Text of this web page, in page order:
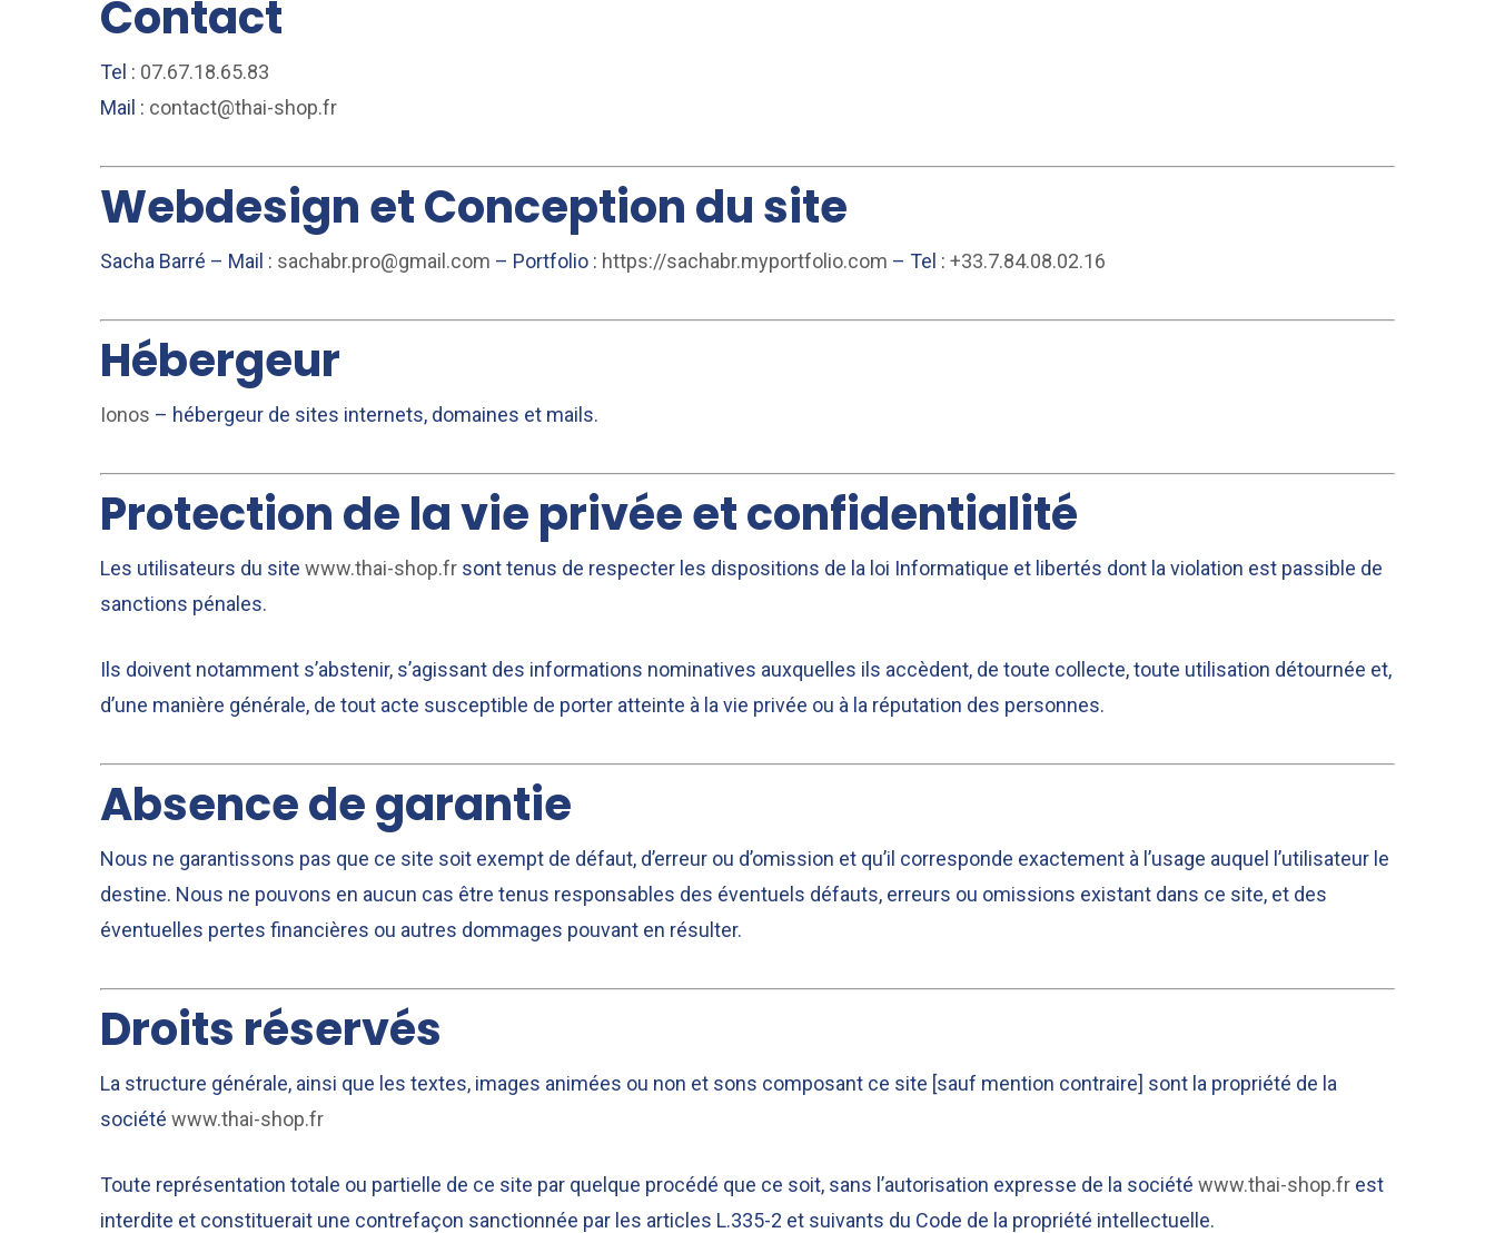
Contact
Tel : 07.67.18.65.83
Mail : contact@thai-shop.fr
Webdesign et Conception du site
Sacha Barré – Mail : sachabr.pro@gmail.com – Portfolio : https://sachabr.myportfolio.com – Tel :+33.7.84.08.02.16
Hébergeur
Ionos – hébergeur de sites internets, domaines et mails.
Protection de la vie privée et confidentialité
Les utilisateurs du sitewww.thai-shop.fr sont tenus de respecter les dispositions de la loi Informatique et libertés dont la violation est passible de
sanctions pénales.
Ils doivent notamment s’abstenir, s’agissant des informations nominatives auxquelles ils accèdent, de toute collecte, toute utilisation détournée et,
d’une manière générale, de tout acte susceptible de porter atteinte à la vie privée ou à la réputation des personnes.
Absence de garantie
Nous ne garantissons pas que ce site soit exempt de défaut, d’erreur ou d’omission et qu’il corresponde exactement à l’usage auquel l’utilisateur le
destine. Nous ne pouvons en aucun cas être tenus responsables des éventuels défauts, erreurs ou omissions existant dans ce site, et des
éventuelles pertes financières ou autres dommages pouvant en résulter.
Droits réservés
La structure générale, ainsi que les textes, images animées ou non et sons composant ce site [sauf mention contraire] sont la propriété de la
sociétéwww.thai-shop.fr
Toute représentation totale ou partielle de ce site par quelque procédé que ce soit, sans l’autorisation expresse de la sociétéwww.thai-shop.fr est
interdite et constituerait une contrefaçon sanctionnée par les articles L.335-2 et suivants du Code de la propriété intellectuelle.